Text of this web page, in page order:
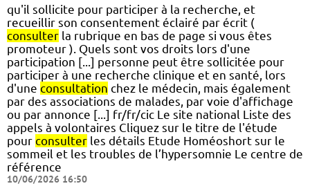
qu'il sollicite pour participer à la recherche, et
recueillir son consentement éclairé par écrit (
consulter la rubrique en bas de page si vous êtes
promoteur ). Quels sont vos droits lors d'une
participation [...] personne peut être sollicitée pour
participer à une recherche clinique et en santé, lors
d'une consultation chez le médecin, mais également
par des associations de malades, par voie d'affichage
ou par annonce [...] fr/fr/cic Le site national Liste des
appels à volontaires Cliquez sur le titre de l'étude
pour consulter les détails Etude Homéoshort sur le
sommeil et les troubles de l’hypersomnie Le centre de
référence
10/06/2026 16:50